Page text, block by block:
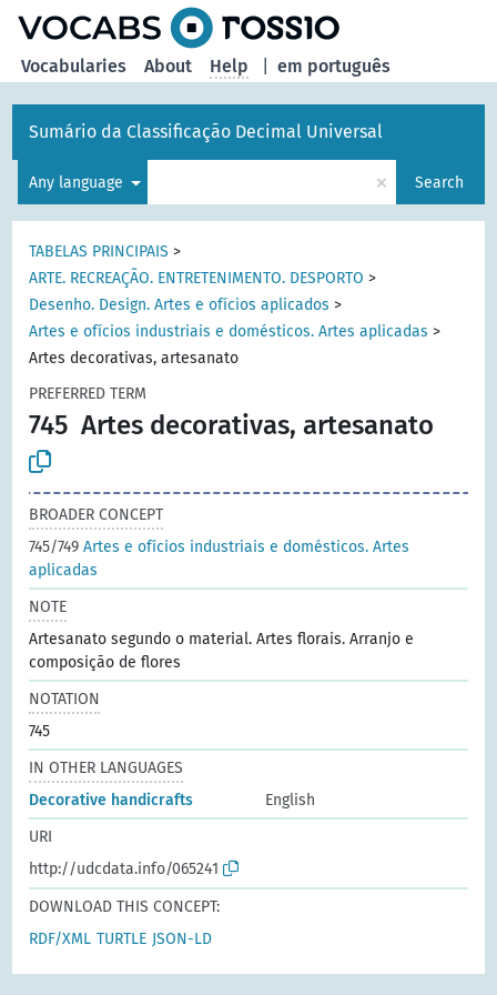
em português
Vocabularies About Help
Sumário da Classificação Decimal Universal
Any language × Search
TABELAS PRINCIPAIS >
ARTE. RECREAÇÃO. ENTRETENIMENTO. DESPORTO >
Desenho. Design. Artes e ofícios aplicados >
Artes e ofícios industriais e domésticos. Artes aplicadas >
Artes decorativas, artesanato
PREFERRED TERM
745 Artes decorativas, artesanato
BROADER CONCEPT
745/749Artes e ofícios industriais e domésticos. Artes
aplicadas
NOTE
Artesanato segundo o material. Artes florais. Arranjo e
composição de flores
NOTATION
745
IN OTHER LANGUAGES
Decorative handicrafts
English
URI
http://udcdata.info/065241
DOWNLOAD THIS CONCEPT:
RDF/XML TURTLE JSON-LD